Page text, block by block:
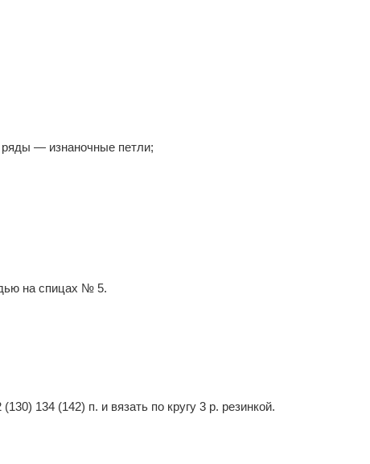
— изнаночные петли;
на спицах № 5.
134 (142) п. и вязать по кругу 3 р. резинкой.